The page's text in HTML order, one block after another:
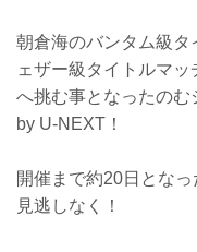
朝倉海のバンタム級タ
ェザー級タイトルマ
へ挑む事となったのむ
by U-NEXT！
開催まで約20日とな
見逃しなく！